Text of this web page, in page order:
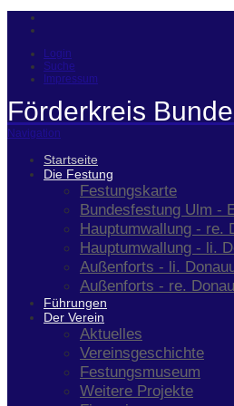
Login
Suche
Impressum
Förderkreis
Navigation
Startseite
Die Festung
Festungskarte
Bundesfestung Ulm -
Hauptumwallung - re.
Hauptumwallung - li.
Außenforts - li.
Außenforts - re.
Führungen
Der Verein
Aktuelles
Vereinsgeschichte
Festungsmuseum
Weitere Projekte